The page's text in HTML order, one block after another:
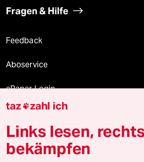
Fragen & Hilfe
Feedback
Aboservice
ePaper Login
Downloads für Abonnierende
© 2026 taz Verlags und Vertriebs
taz zahl ich
Links lesen, rechts
bekämpfen